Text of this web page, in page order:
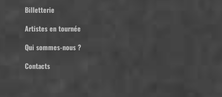
Billetterie
Artistes en tournée
Qui sommes-nous ?
Contacts